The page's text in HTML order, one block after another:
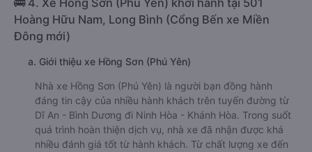
🚌 4. Xe Hồng Sơn (Phú Yên) khởi hành tại 501
Hoàng Hữu Nam, Long Bình (Cổng Bến xe Miền
Đông mới)
a. Giới thiệu xe Hồng Sơn (Phú Yên)
Nhà xe Hồng Sơn (Phú Yên) là người bạn đồng hành
đáng tin cậy của nhiều hành khách trên tuyến đường từ
Dĩ An - Bình Dương đi Ninh Hòa - Khánh Hòa. Trong suốt
quá trình hoàn thiện dịch vụ, nhà xe đã nhận được khá
nhiều đánh giá tốt từ hành khách. Từ chất lượng xe đến